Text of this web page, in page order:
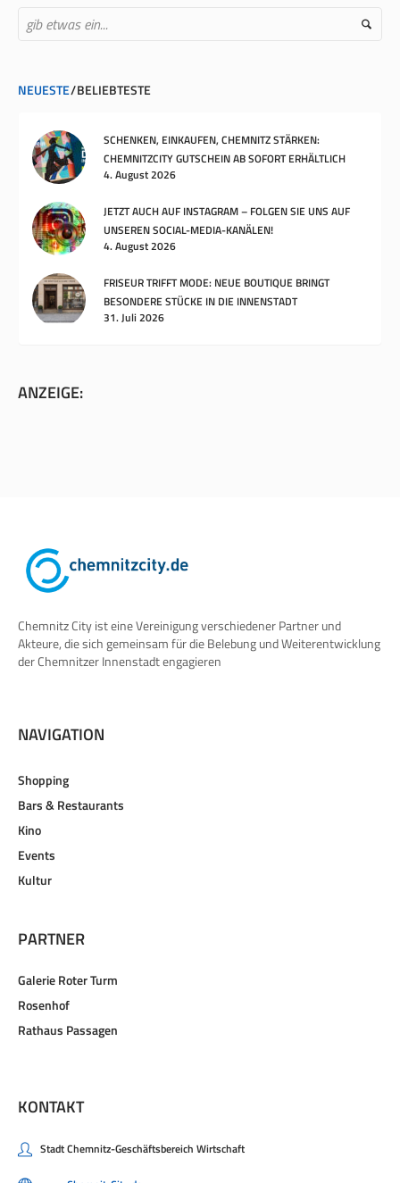
NEUESTE BELIEBTESTE
SCHENKEN, EINKAUFEN, CHEMNITZ STÄRKEN:
CHEMNITZCITY GUTSCHEIN AB SOFORT ERHÄLTLICH
4. August 2026
JETZT AUCH AUF INSTAGRAM – FOLGEN SIE UNS AUF
UNSEREN SOCIAL-MEDIA-KANÄLEN!
4. August 2026
FRISEUR TRIFFT MODE: NEUE BOUTIQUE BRINGT
BESONDERE STÜCKE IN DIE INNENSTADT
31. Juli 2026
ANZEIGE:
Chemnitz City ist eine Vereinigung verschiedener Partner und
Akteure, die sich gemeinsam für die Belebung und Weiterentwicklung
der Chemnitzer Innenstadt engagieren
NAVIGATION
Shopping
Bars & Restaurants
Kino
Events
Kultur
PARTNER
Galerie Roter Turm
Rosenhof
Rathaus Passagen
KONTAKT
Stadt Chemnitz-Geschäftsbereich Wirtschaft